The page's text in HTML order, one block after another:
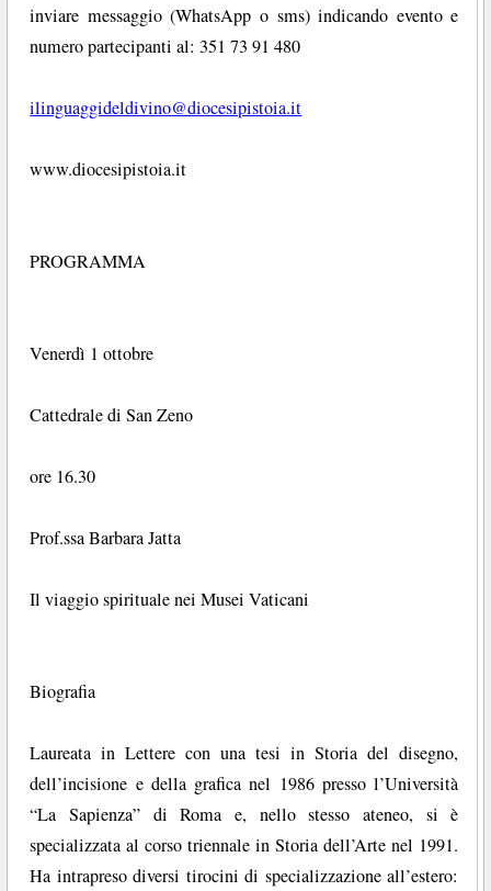
inviare messaggio (WhatsApp o sms) indicando evento e
numero partecipanti al: 351 73 91 480
ilinguaggideldivino@diocesipistoia.it
www.diocesipistoia.it
PROGRAMMA
Venerdì 1 ottobre
Cattedrale di San Zeno
ore 16.30
Prof.ssa Barbara Jatta
Il viaggio spirituale nei Musei Vaticani
Biografia
Laureata in Lettere con una tesi in Storia del disegno,
dell’incisione e della grafica nel 1986 presso l’Università
“La Sapienza” di Roma e, nello stesso ateneo, si è
specializzata al corso triennale in Storia dell’Arte nel 1991.
Ha intrapreso diversi tirocini di specializzazione all’estero: